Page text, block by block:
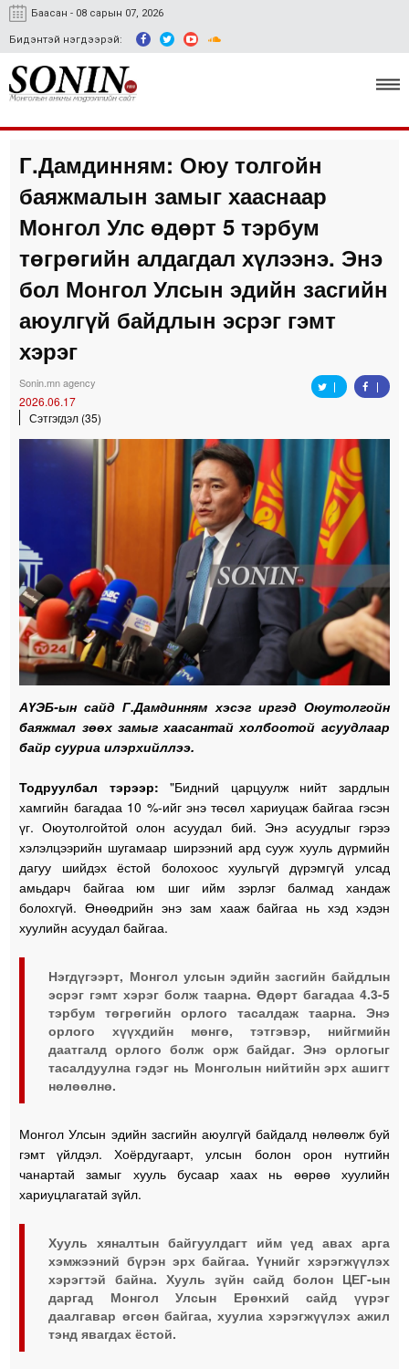
Баасан - 08 сарын 07, 2026
Бидэнтэй нэгдээрэй:
Улс төр, эдийн засаг
Гэмт хэрэг
Нийгэм, соёл
Спорт
Easy news
Г.Дамдинням: Оюу толгойн
баяжмалын замыг хааснаар
Монгол Улс өдөрт 5 тэрбум
төгрөгийн алдагдал хүлээнэ. Энэ
бол Монгол Улсын эдийн засгийн
аюулгүй байдлын эсрэг гэмт
хэрэг
Sonin.mn agency
2026.06.17
Сэтгэгдэл (35)
АҮЭБ-ын сайд Г.Дамдинням хэсэг иргэд Оюутолгойн
баяжмал зөөх замыг хаасантай холбоотой асуудлаар
байр сууриа илэрхийллээ.
Тодруулбал тэрээр: "Бидний царцуулж нийт зардлын
хамгийн багадаа 10 %-ийг энэ төсөл хариуцаж байгаа гэсэн
үг. Оюутолгойтой олон асуудал бий. Энэ асуудлыг гэрээ
хэлэлцээрийн шугамаар ширээний ард сууж хууль дүрмийн
дагуу шийдэх ёстой болохоос хуульгүй дүрэмгүй улсад
амьдарч байгаа юм шиг ийм зэрлэг балмад хандаж
болохгүй. Өнөөдрийн энэ зам хааж байгаа нь хэд хэдэн
хуулийн асуудал байгаа.
Нэгдүгээрт, Монгол улсын эдийн засгийн байдлын
эсрэг гэмт хэрэг болж таарна. Өдөрт багадаа 4.3-5
тэрбум төгрөгийн орлого тасалдаж таарна. Энэ
орлого хүүхдийн мөнгө, тэтгэвэр, нийгмийн
даатгалд орлого болж орж байдаг. Энэ орлогыг
тасалдуулна гэдэг нь Монголын нийтийн эрх ашигт
нөлөөлнө.
Монгол Улсын эдийн засгийн аюулгүй байдалд нөлөөлж буй
гэмт үйлдэл. Хоёрдугаарт, улсын болон орон нутгийн
чанартай замыг хууль бусаар хаах нь өөрөө хуулийн
хариуцлагатай зүйл.
Хууль хяналтын байгуулдагт ийм үед авах арга
хэмжээний бүрэн эрх байгаа. Үүнийг хэрэгжүүлэх
хэрэгтэй байна. Хууль зүйн сайд болон ЦЕГ-ын
даргад Монгол Улсын Ерөнхий сайд үүрэг
даалгавар өгсөн байгаа, хуулиа хэрэгжүүлэх ажил
тэнд явагдах ёстой.